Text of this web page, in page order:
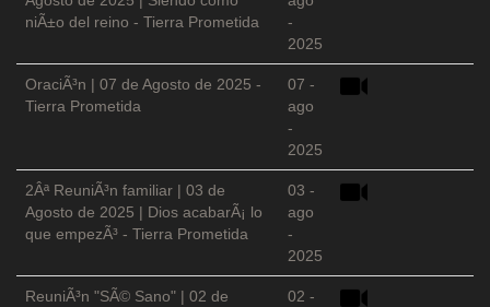
niÃ±o del reino - Tierra Prometida
-
2025
OraciÃ³n | 07 de Agosto de 2025 -
Tierra Prometida
07 -
ago
-
2025
2Âª ReuniÃ³n familiar | 03 de
Agosto de 2025 | Dios acabarÃ¡ lo
que empezÃ³ - Tierra Prometida
03 -
ago
-
2025
ReuniÃ³n "SÃ© Sano" | 02 de
02 -